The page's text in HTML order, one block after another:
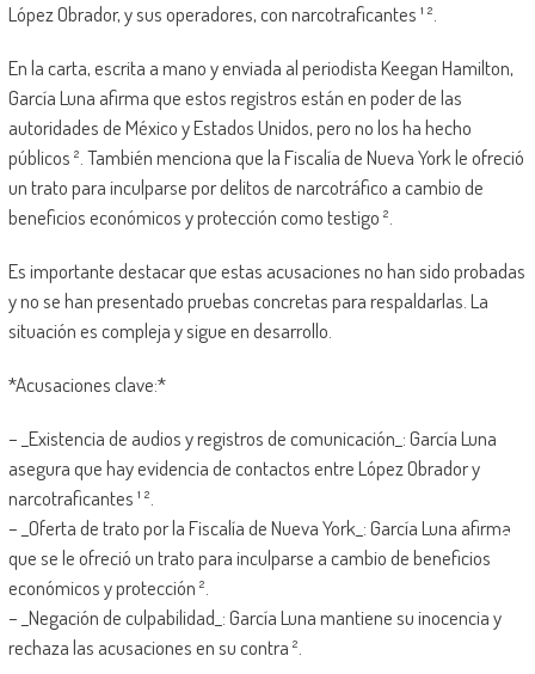
López Obrador, y sus operadores, con narcotraficantes ¹ ².
En la carta, escrita a mano y enviada al periodista Keegan Hamilton,
García Luna afirma que estos registros están en poder de las
autoridades de México y Estados Unidos, pero no los ha hecho
públicos ². También menciona que la Fiscalía de Nueva York le ofreció
un trato para inculparse por delitos de narcotráfico a cambio de
beneficios económicos y protección como testigo ².
Es importante destacar que estas acusaciones no han sido probadas
y no se han presentado pruebas concretas para respaldarlas. La
situación es compleja y sigue en desarrollo.
*Acusaciones clave:*
– _Existencia de audios y registros de comunicación_: García Luna
asegura que hay evidencia de contactos entre López Obrador y
narcotraficantes ¹ ².
– _Oferta de trato por la Fiscalía de Nueva York_: García Luna afirma
que se le ofreció un trato para inculparse a cambio de beneficios
económicos y protección ².
– _Negación de culpabilidad_: García Luna mantiene su inocencia y
rechaza las acusaciones en su contra ².